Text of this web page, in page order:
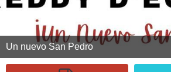
Un nuevo San Pedro